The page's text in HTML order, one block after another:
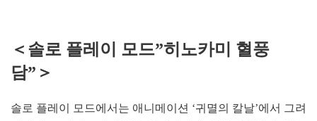
＜솔로 플레이 모드”히노카미 혈풍
담”＞
솔로 플레이 모드에서는 애니메이션 ‘귀멸의 칼날’에서 그려